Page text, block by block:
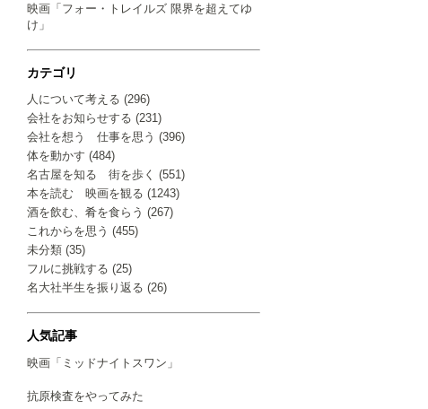
映画「フォー・トレイルズ 限界を超えてゆ
け」
カテゴリ
人について考える (296)
会社をお知らせする (231)
会社を想う 仕事を思う (396)
体を動かす (484)
名古屋を知る 街を歩く (551)
本を読む 映画を観る (1243)
酒を飲む、肴を食らう (267)
これからを思う (455)
未分類 (35)
フルに挑戦する (25)
名大社半生を振り返る (26)
人気記事
映画「ミッドナイトスワン」
抗原検査をやってみた